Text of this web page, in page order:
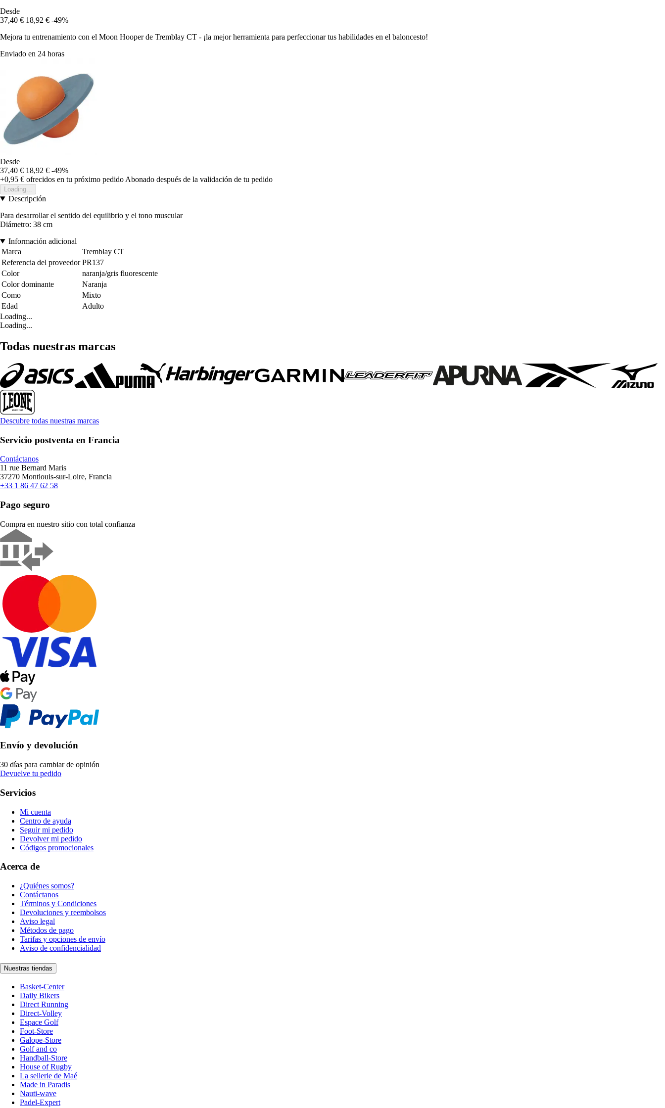
Desde
37,40 € 18,92 € -49%
Mejora tu entrenamiento con el Moon Hooper de Tremblay CT - ¡la mejor herramienta para perfeccionar tus habilidades en el baloncesto!
Enviado en 24 horas
Desde
37,40 € 18,92 € -49%
+0,95 € ofrecidos en tu próximo pedido Abonado después de la validación de tu pedido
Loading...
Descripción
Para desarrollar el sentido del equilibrio y el tono muscular
Diámetro: 38 cm
Información adicional
Marca
Tremblay CT
Referencia del proveedor PR137
Color
naranja/gris fluorescente
Color dominante
Naranja
Como
Mixto
Edad
Adulto
Loading...
Loading...
Todas nuestras marcas
Descubre todas nuestras marcas
Servicio postventa en Francia
Contáctanos
11 rue Bernard Maris
37270 Montlouis-sur-Loire, Francia
+33 1 86 47 62 58
Pago seguro
Compra en nuestro sitio con total confianza
Envío y devolución
30 días para cambiar de opinión
Devuelve tu pedido
Servicios
Mi cuenta
Centro de ayuda
Seguir mi pedido
Devolver mi pedido
Códigos promocionales
Acerca de
¿Quiénes somos?
Contáctanos
Términos y Condiciones
Devoluciones y reembolsos
Aviso legal
Métodos de pago
Tarifas y opciones de envío
Aviso de confidencialidad
Nuestras tiendas
Basket-Center
Daily Bikers
Direct Running
Direct-Volley
Espace Golf
Foot-Store
Galope-Store
Golf and co
Handball-Store
House of Rugby
La sellerie de Maé
Made in Paradis
Nauti-wave
Padel-Expert